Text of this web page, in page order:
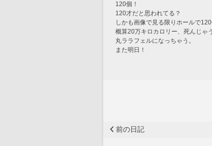
120個！
120才だと思われてる？
しかも画像で見る限りホールで120
概算20万キロカロリー、死んじゃう
丸ララフェルになっちゃう。
また明日！
前の日記